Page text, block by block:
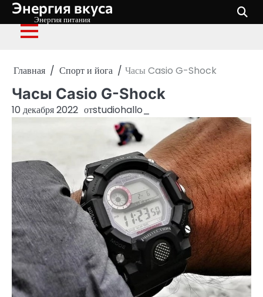
Перейти
содержимому
Энергия вкуса
Энергия питания
Главная Спорт и йога Часы Casio G-Shock
Часы Casio G-Shock
10 декабря 2022 отstudiohallo_